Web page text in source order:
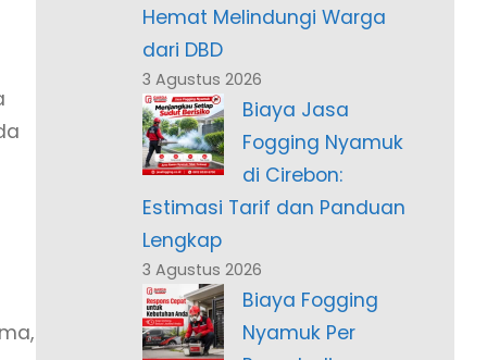
Hemat Melindungi Warga
dari DBD
3 Agustus 2026
Biaya Jasa
Fogging Nyamuk
di Cirebon:
Estimasi Tarif dan Panduan
Lengkap
3 Agustus 2026
Biaya Fogging
Nyamuk Per